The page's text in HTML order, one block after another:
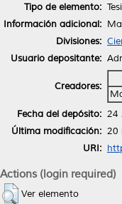
Tipo de elemento:
Información adicional:
Divisiones:
Usuario depositante:
Creadores:
Fecha del depósito: 24
Última modificación: 20
URI:
Actions (login required)
Ver elemento